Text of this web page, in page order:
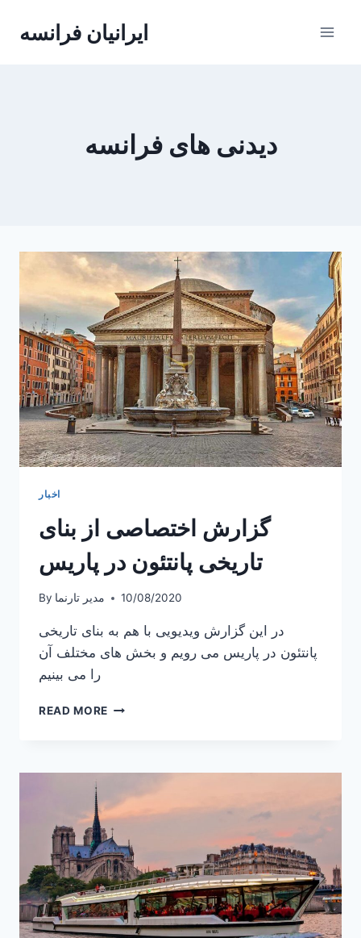
ایرانیان فرانسه
دیدنی های فرانسه
اخبار
گزارش اختصاصی از بنای
تاریخی پانتئون در پاریس
By مدیر تارنما 10/08/2020
در این گزارش ویدیویی با هم به بنای تاریخی
پانتئون در پاریس می رویم و بخش های مختلف آن
را می بینیم
READ MORE گزارش
تاریخی
در
پاریس